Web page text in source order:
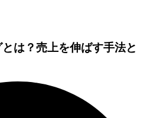
は？売上を伸ばす手法と